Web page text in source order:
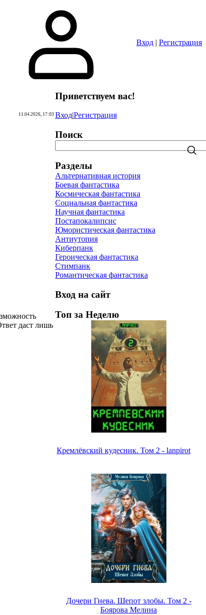
Вход | Регистрация
11.04.2026, 17:03
даст лишь
Приветствуем вас!
Вход|Регистрация
Поиск
Разделы
Альтернативная история
Боевая фантастика
Космическая фантастика
Социальная фантастика
Научная фантастика
Постапокалипсис
Юмористическая фантастика
Антиутопия
Киберпанк
Героическая фантастика
Стимпанк
Романтическая фантастика
Вход на сайт
Топ за Неделю
Кремлёвский кудесник. Том 2 - lanpirot
Дочери Гнева. Шепот злобы. Том 2 -
Боярова Мелина